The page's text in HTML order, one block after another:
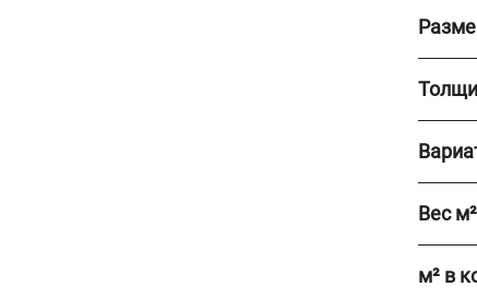
Вес
м² в